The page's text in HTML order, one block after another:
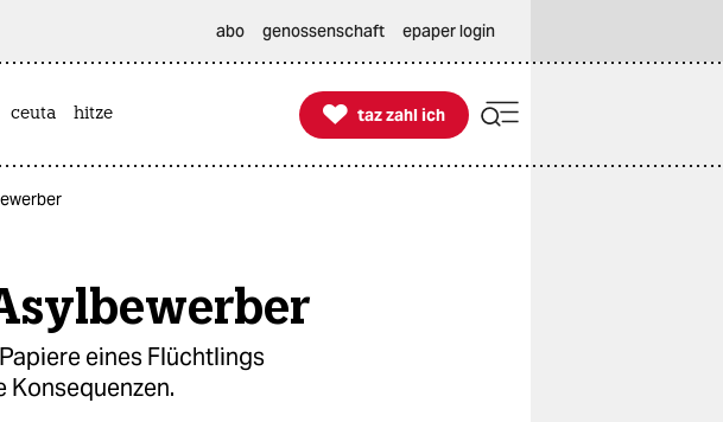
abo genossenschaft epaper login
ceuta hitze 
taz zahl ich
taz zahl ich
eines Flüchtlings